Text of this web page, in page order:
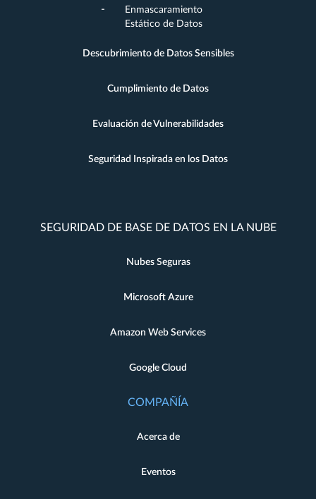
Enmascaramiento
Estático de Datos
Descubrimiento de Datos Sensibles
Cumplimiento de Datos
Evaluación de Vulnerabilidades
Seguridad Inspirada en los Datos
SEGURIDAD DE BASE DE DATOS EN LA NUBE
Nubes Seguras
Microsoft Azure
Amazon Web Services
Google Cloud
COMPAÑÍA
Acerca de
Eventos